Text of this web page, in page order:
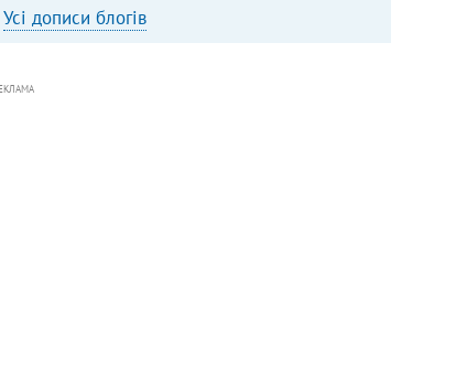
Усі дописи блогів